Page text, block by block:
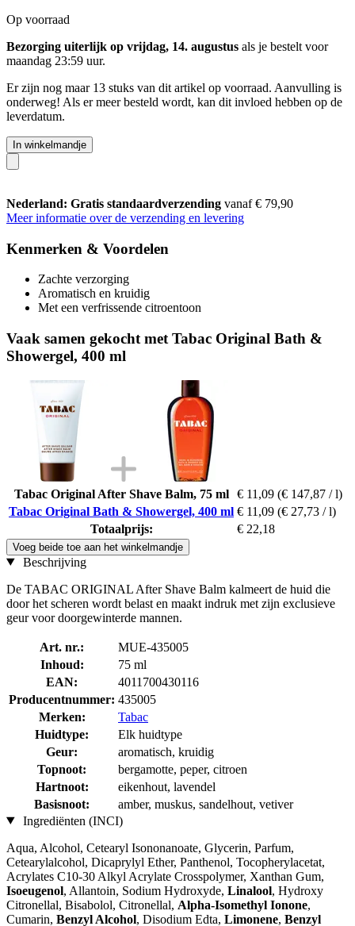
Op voorraad
Bezorging uiterlijk op vrijdag, 14. augustus als je bestelt voor
maandag 23:59 uur.
Er zijn nog maar 13 stuks van dit artikel op voorraad. Aanvulling is
onderweg! Als er meer besteld wordt, kan dit invloed hebben op de
leverdatum.
In winkelmandje
Nederland: Gratis standaardverzending vanaf € 79,90
Meer informatie over de verzending en levering
Kenmerken & Voordelen
Zachte verzorging
Aromatisch en kruidig
Met een verfrissende citroentoon
Vaak samen gekocht met Tabac Original Bath &
Showergel, 400 ml
Tabac Original After Shave Balm, 75 ml € 11,09 (€ 147,87 / l)
Tabac Original Bath & Showergel, 400 ml € 11,09 (€ 27,73 / l)
Totaalprijs:
€ 22,18
Voeg beide toe aan het winkelmandje
Beschrijving
De TABAC ORIGINAL After Shave Balm kalmeert de huid die
door het scheren wordt belast en maakt indruk met zijn exclusieve
geur voor doorgewinterde mannen.
Art. nr.:
MUE-435005
Inhoud:
75 ml
EAN:
4011700430116
Producentnummer: 435005
Merken:
Tabac
Huidtype:
Elk huidtype
Geur:
aromatisch, kruidig
Topnoot:
bergamotte, peper, citroen
Hartnoot:
eikenhout, lavendel
Basisnoot:
amber, muskus, sandelhout, vetiver
Ingrediënten (INCI)
Aqua, Alcohol, Cetearyl Isononanoate, Glycerin, Parfum,
Cetearylalcohol, Dicaprylyl Ether, Panthenol, Tocopherylacetat,
Acrylates C10-30 Alkyl Acrylate Crosspolymer, Xanthan Gum,
Isoeugenol, Allantoin, Sodium Hydroxyde, Linalool, Hydroxy
Citronellal, Bisabolol, Citronellal, Alpha-Isomethyl Ionone,
Cumarin, Benzyl Alcohol, Disodium Edta, Limonene, Benzyl